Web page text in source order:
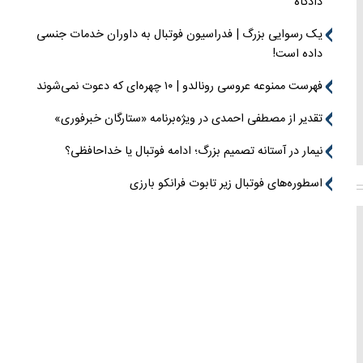
یک رسوایی بزرگ | فدراسیون فوتبال به داوران خدمات جنسی
داده است!
فهرست ممنوعه عروسی رونالدو | ۱۰ چهره‌ای که دعوت نمی‌شوند
تقدیر از مصطفی احمدی در ویژه‌برنامه «ستارگان خبرفوری»
نیمار در آستانه تصمیم بزرگ؛ ادامه فوتبال یا خداحافظی؟
اسطوره‌های فوتبال زیر تابوت فرانکو بارزی